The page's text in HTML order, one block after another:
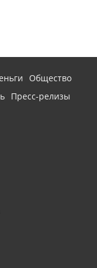
Общество
Пресс-релизы